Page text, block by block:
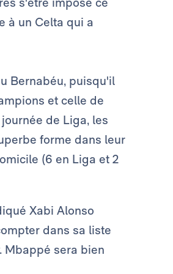
à un Celta qui a
Bernabéu, puisqu'il
et celle de
de Liga, les
forme dans leur
(6 en Liga et 2
Xabi Alonso
dans sa liste
Mbappé sera bien